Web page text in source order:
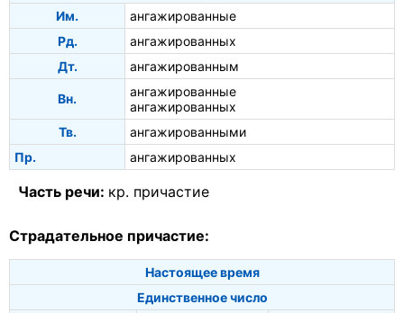
Им.
ангажированные
Рд.
ангажированных
Дт.
ангажированным
Вн.
ангажированные
ангажированных
Тв.
ангажированными
Пр.
ангажированных
Часть речи: кр. причастие
Страдательное причастие:
Настоящее время
Единственное число